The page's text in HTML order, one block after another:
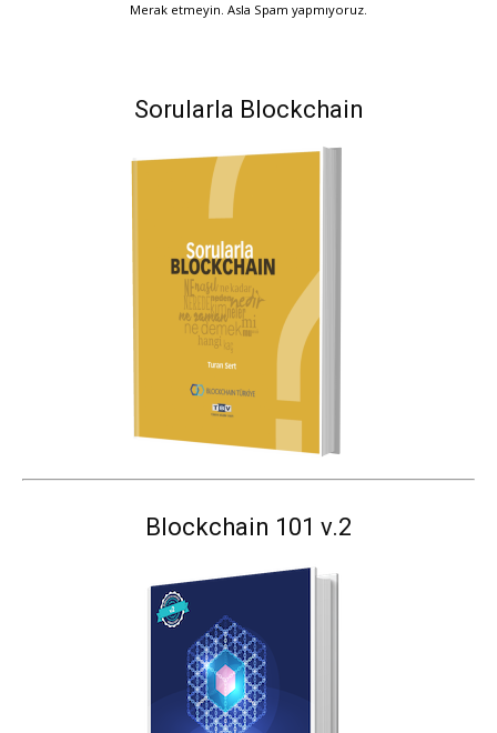
Merak etmeyin. Asla Spam yapmıyoruz.
Sorularla Blockchain
Blockchain 101 v.2